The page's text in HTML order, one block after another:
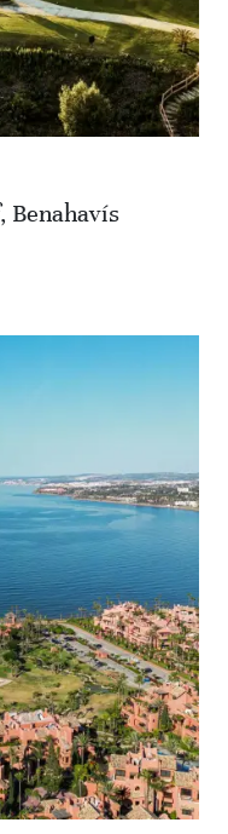
Benahavís